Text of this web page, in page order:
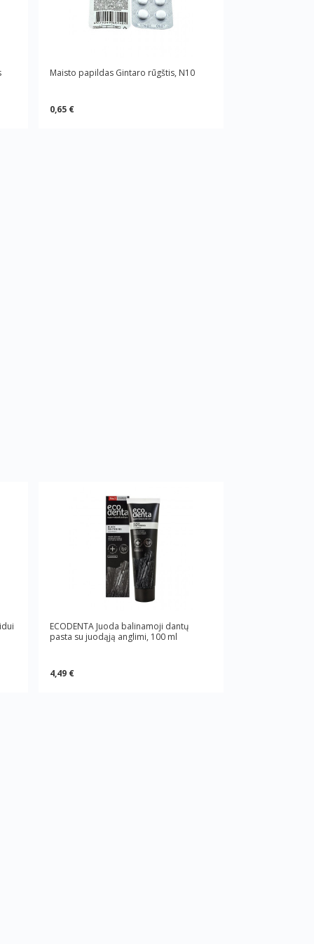
Maisto papildas Gintaro rūgštis, N10
0,65 €
ECODENTA Juoda balinamoji dantų
pasta su juodąją anglimi, 100 ml
4,49 €